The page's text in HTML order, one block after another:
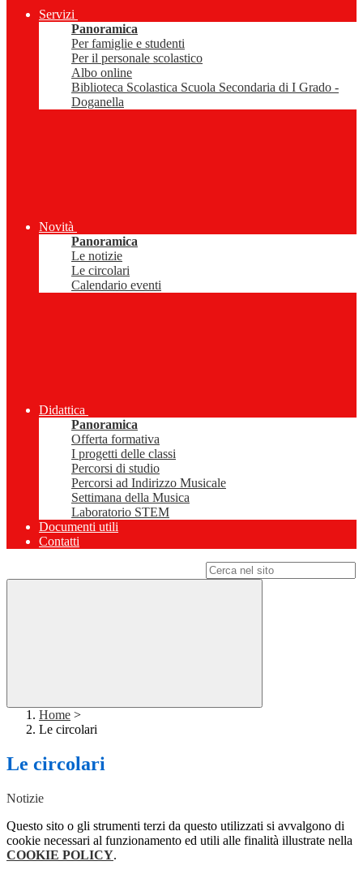
Servizi
Panoramica
Per famiglie e studenti
Per il personale scolastico
Albo online
Biblioteca Scolastica Scuola Secondaria di I Grado -
Doganella
Novità
Panoramica
Le notizie
Le circolari
Calendario eventi
Didattica
Panoramica
Offerta formativa
I progetti delle classi
Percorsi di studio
Percorsi ad Indirizzo Musicale
Settimana della Musica
Laboratorio STEM
Documenti utili
Contatti
Home >
Le circolari
Le circolari
Notizie
Questo sito o gli strumenti terzi da questo utilizzati si avvalgono di
cookie necessari al funzionamento ed utili alle finalità illustrate nella
COOKIE POLICY.